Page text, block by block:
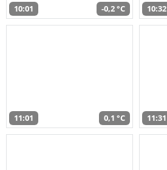
10:01 -0,2 °C 10:32
11:01 0,1 °C 11:31